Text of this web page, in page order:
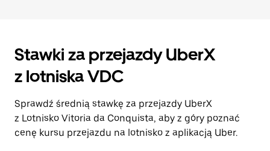
Stawki za przejazdy UberX
z lotniska VDC
Sprawdź średnią stawkę za przejazdy UberX
z Lotnisko Vitoria da Conquista, aby z góry poznać
cenę kursu przejazdu na lotnisko z aplikacją Uber.